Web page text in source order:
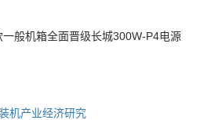
般机箱全面晋级长城300W-P4电源
机产业经济研究